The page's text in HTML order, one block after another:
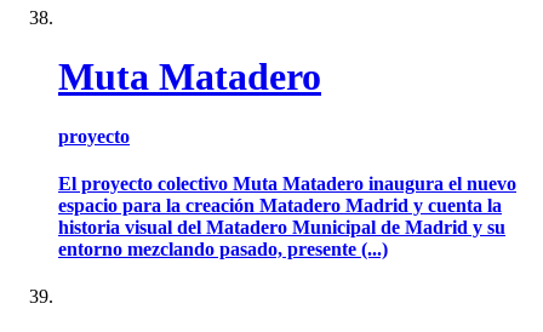
Muta Matadero
proyecto
El proyecto colectivo Muta Matadero inaugura el nuevo
espacio para la creación Matadero Madrid y cuenta la
historia visual del Matadero Municipal de Madrid y su
entorno mezclando pasado, presente (...)